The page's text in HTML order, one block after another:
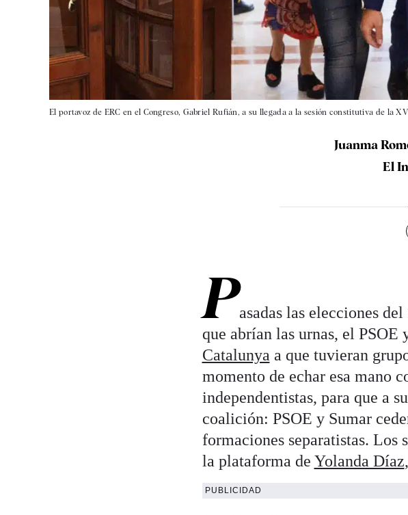
El portavoz de ERC en el Congreso, Gabriel Rufián, a su llegada a la sesión constitutiva de la
Juanma
El
Pasadas las elecciones
que abrían las urnas, el PSOE
Catalunya a que tuvieran
momento de echar esa mano
independentistas, para que a
coalición: PSOE y Sumar
formaciones separatistas. Los
la plataforma de Yolanda Díaz
PUBLICIDAD